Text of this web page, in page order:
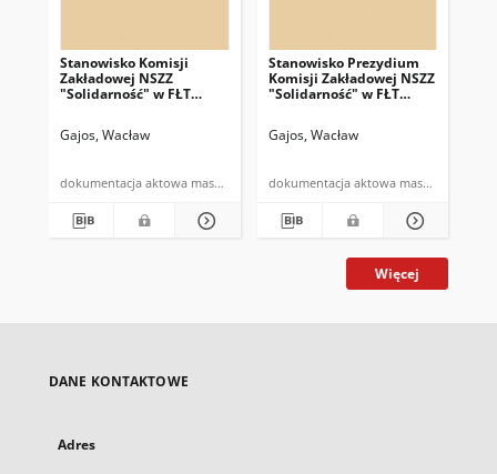
Stanowisko Komisji
Zakładowej NSZZ
"Solidarność" w FŁT
Gajos, Wacław
dokumentacja aktowa maszynopis
Stanowisko Prezydium
Komisji Zakładowej NSZZ
"Solidarność" w FŁT
Gajos, Wacław
dokumentacja aktowa maszynopis
Więcej
DANE KONTAKTOWE
Adres